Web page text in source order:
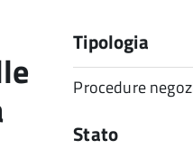
Tipologia
Procedure
Stato